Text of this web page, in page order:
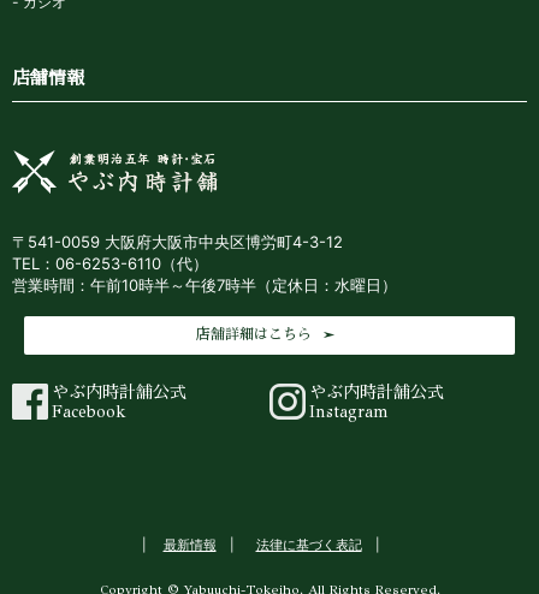
店舗情報
〒541-0059 大阪府大阪市中央区博労町4-3-12
TEL：06-6253-6110（代）
営業時間：午前10時半～午後7時半（定休日：水曜日）
店舗詳細はこちら
やぶ内時計舗公式
Facebook
やぶ内時計舗公式
Instagram
最新情報 法律に基づく表記
Copyright © Yabuuchi-Tokeiho. All Rights Reserved.